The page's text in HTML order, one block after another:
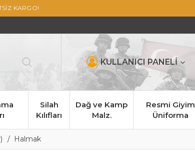
KARGO!
KULLANICI PANELİ
Silah
Kılıfları
Dağ ve Kamp
Malz.
Resmi Giyim
Üniforma
Halmak